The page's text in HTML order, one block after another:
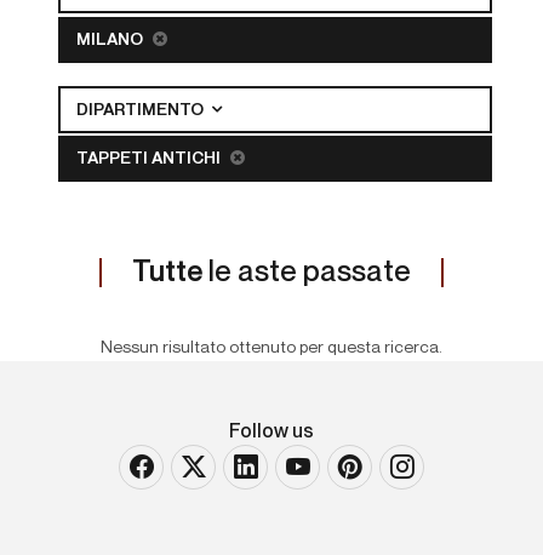
MILANO
DIPARTIMENTO
TAPPETI ANTICHI
Tutte le aste passate
Nessun risultato ottenuto per questa ricerca.
Follow us